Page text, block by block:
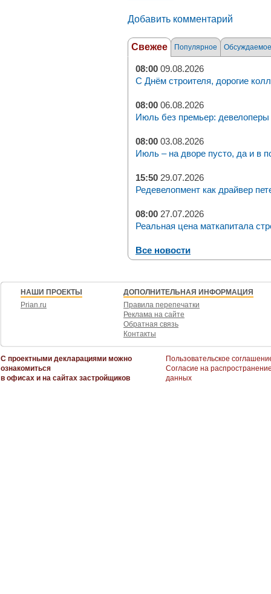
Добавить комментарий
Свежее Популярное Обсуждаемое
08:00 09.08.2026
С Днём строителя, дорогие
08:00 06.08.2026
Июль без премьер: девелоперы
08:00 03.08.2026
Июль – на дворе пусто, да и в
15:50 29.07.2026
Редевелопмент как драйвер
08:00 27.07.2026
Реальная цена маткапитала
Все новости
НАШИ ПРОЕКТЫ
Prian.ru
ДОПОЛНИТЕЛЬНАЯ ИНФОРМАЦИЯ
Правила перепечатки
Реклама на сайте
Обратная связь
Контакты
С проектными декларациями можно
ознакомиться
в офисах и на сайтах застройщиков
Пользовательское
Согласие на
данных